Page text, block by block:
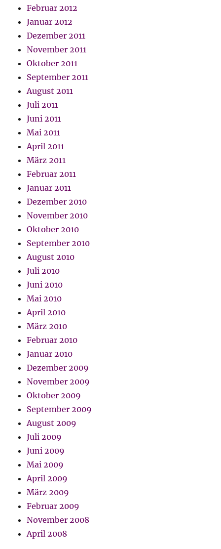
Februar 2012
Januar 2012
Dezember 2011
November 2011
Oktober 2011
September 2011
August 2011
Juli 2011
Juni 2011
Mai 2011
April 2011
März 2011
Februar 2011
Januar 2011
Dezember 2010
November 2010
Oktober 2010
September 2010
August 2010
Juli 2010
Juni 2010
Mai 2010
April 2010
März 2010
Februar 2010
Januar 2010
Dezember 2009
November 2009
Oktober 2009
September 2009
August 2009
Juli 2009
Juni 2009
Mai 2009
April 2009
März 2009
Februar 2009
November 2008
April 2008